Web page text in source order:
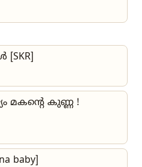
മകന്റെ കുണ്ണ !
baby]